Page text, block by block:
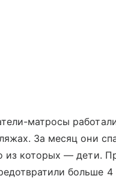
матросы
За месяц они
из которых — дети.
больше 4